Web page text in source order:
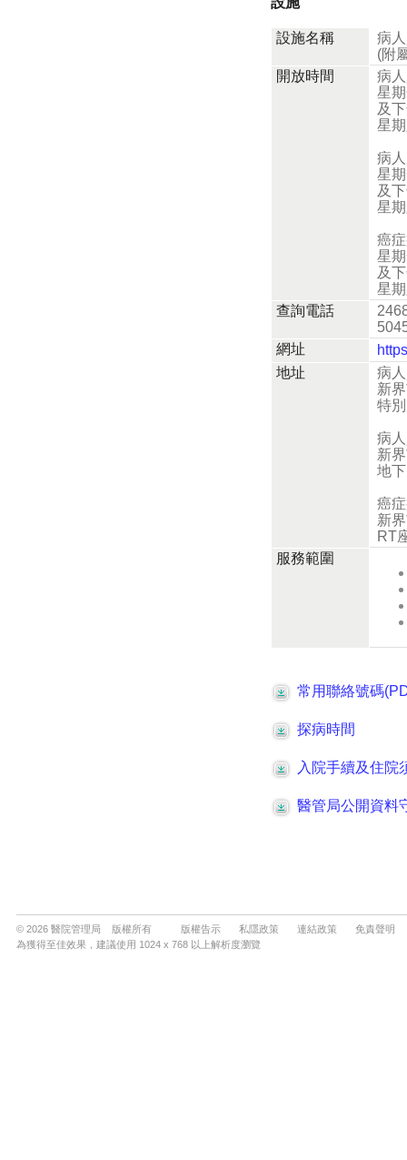
© 2026 醫院管理局 版權所有 版權告示 私隱政策 連結政策
免責聲明
為獲得至佳效果，建議使用 1024 x 768 以上解析度瀏覽